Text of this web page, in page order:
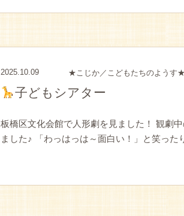
2025.10.09 ★こじか／こどもたちのようす★
子どもシアター
板橋区文化会館で人形劇を見ました！ 観劇
ました♪ 「わっはっは～面白い！」と笑っ